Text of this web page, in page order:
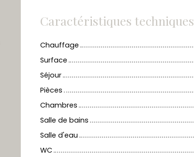
Caractéristiques techniques
Chauffage
Surface
Séjour
Pièces
Chambres
Salle de bains
Salle d'eau
WC